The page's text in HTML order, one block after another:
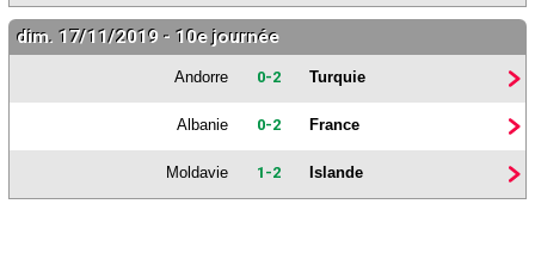
dim. 17/11/2019 - 10e journée
Andorre 0-2 Turquie
Albanie 0-2 France
Moldavie 1-2 Islande